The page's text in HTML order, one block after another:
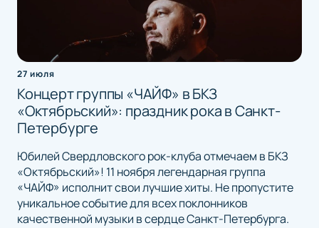
27 июля
Концерт группы «ЧАЙФ» в БКЗ
«Октябрьский»: праздник рока в Санкт-
Петербурге
Юбилей Свердловского рок-клуба отмечаем в БКЗ
«Октябрьский»! 11 ноября легендарная группа
«ЧАЙФ» исполнит свои лучшие хиты. Не пропустите
уникальное событие для всех поклонников
качественной музыки в сердце Санкт-Петербурга.